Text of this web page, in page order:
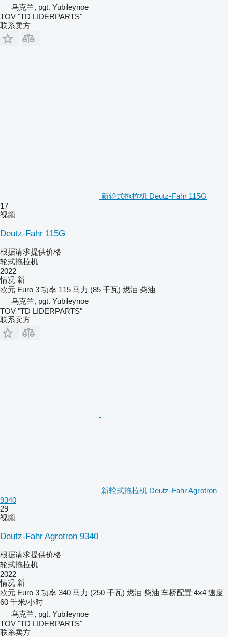
乌克兰, pgt. Yubileynoe
TOV "TD LIDERPARTS"
联系卖方
新轮式拖拉机 Deutz-Fahr 115G
17
视频
Deutz-Fahr 115G
根据请求提供价格
轮式拖拉机
2022
情况 新
欧元 Euro 3 功率 115 马力 (85 千瓦) 燃油 柴油
乌克兰, pgt. Yubileynoe
TOV "TD LIDERPARTS"
联系卖方
新轮式拖拉机 Deutz-Fahr Agrotron
9340
29
视频
Deutz-Fahr Agrotron 9340
根据请求提供价格
轮式拖拉机
2022
情况 新
欧元 Euro 3 功率 340 马力 (250 千瓦) 燃油 柴油 车桥配置 4x4 速度
60 千米/小时
乌克兰, pgt. Yubileynoe
TOV "TD LIDERPARTS"
联系卖方